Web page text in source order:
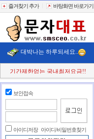
즐겨찾기 추가 바탕화면 바로가기
대박나는 하루되세요..
첫 구매시+11% 추가적립!!
결젝금액의+110% 추가적립!!
충전금액의
클릭한번에
빠르고 정확한 문자대표!!
전송실패건 100% 환불보상!!
기간제한없는 국내최저요금!!
보안접속
아이디저장 아이디/비밀번호찾기